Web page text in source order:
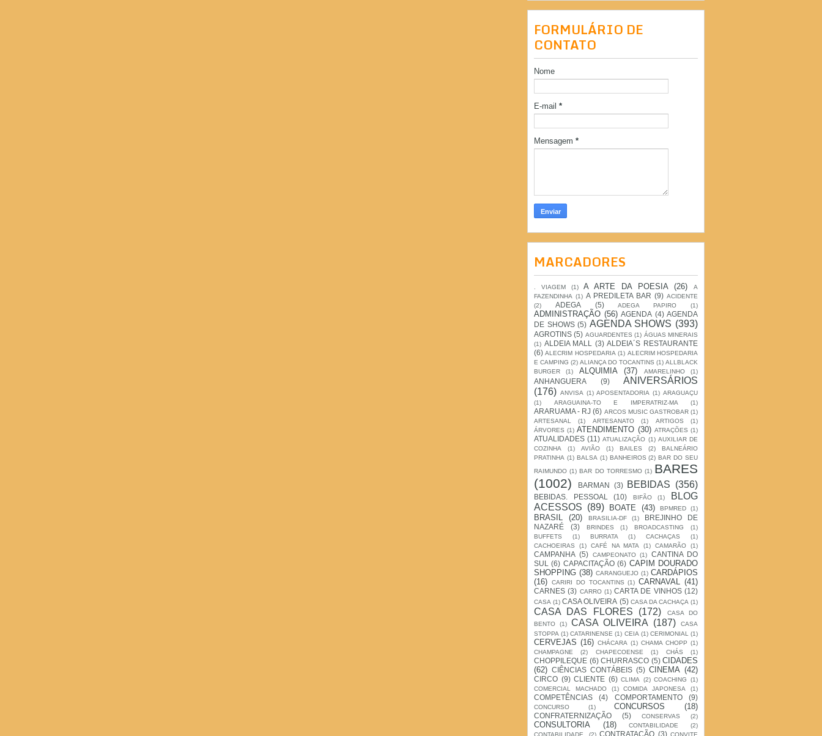
FORMULÁRIO DE
CONTATO
Nome
E-mail *
Mensagem *
MARCADORES
. VIAGEM (1) A ARTE DA POESIA (26)
A
FAZENDINHA (1) A PREDILETA BAR (9) ACIDENTE
(2)
ADEGA (5) ADEGA PAPIRO (1)
ADMINISTRAÇÃO (56) AGENDA (4) AGENDA
DE SHOWS (5) AGENDA SHOWS (393)
AGROTINS (5) AGUARDENTES (1) ÁGUAS MINERAIS
(1) ALDEIA MALL (3) ALDEIA´S RESTAURANTE
(6) ALECRIM HOSPEDARIA (1) ALECRIM HOSPEDARIA
E CAMPING (2) ALIANÇA DO TOCANTINS (1) ALLBLACK
BURGER
(1) ALQUIMIA (37) AMARELINHO (1)
ANHANGUERA (9)
ANIVERSÁRIOS
(176) ANVISA (1) APOSENTADORIA (1) ARAGUAÇU
(1)
ARAGUAINA-TO E IMPERATRIZ-MA (1)
ARARUAMA - RJ (6) ARCOS MUSIC GASTROBAR (1)
ARTESANAL
(1) ARTESANATO (1) ARTIGOS
(1)
ÁRVORES (1) ATENDIMENTO (30) ATRAÇÕES (1)
ATUALIDADES (11) ATUALIZAÇÃO (1) AUXILIAR DE
COZINHA
(1) AVIÃO (1) BAILES (2)
BALNEÁRIO
PRATINHA (1) BALSA (1) BANHEIROS (2) BAR DO SEU
RAIMUNDO (1) BAR DO TORRESMO (1) BARES
(1002)
BARMAN (3) BEBIDAS (356)
BEBIDAS. PESSOAL (10) BIFÃO (1)
BLOG
ACESSOS (89) BOATE (43) BPMRED (1)
BRASIL (20) BRASILIA-DF (1)
BREJINHO DE
NAZARÉ
(3) BRINDES (1) BROADCASTING
(1)
BUFFETS
(1) BURRATA (1) CACHAÇAS
(1)
CACHOEIRAS
(1) CAFÉ NA MATA (1) CAMARÃO (1)
CAMPANHA (5) CAMPEONATO (1)
CANTINA DO
SUL
(6) CAPACITAÇÃO (6) CAPIM DOURADO
SHOPPING (38) CARANGUEJO (1) CARDÁPIOS
(16)
CARIRI DO TOCANTINS (1) CARNAVAL (41)
CARNES (3) CARRO (1) CARTA DE VINHOS (12)
CASA (1) CASA OLIVEIRA (5) CASA DA CACHAÇA (1)
CASA DAS FLORES (172)
CASA DO
BENTO
(1) CASA OLIVEIRA (187)
CASA
STOPPA (1) CATARINENSE (1) CEIA (1) CERIMONIAL (1)
CERVEJAS (16) CHÁCARA (1) CHAMA CHOPP (1)
CHAMPAGNE
(2) CHAPECOENSE (1) CHÁS (1)
CHOPPILEQUE (6) CHURRASCO (5) CIDADES
(62) CIÊNCIAS CONTÁBEIS (5) CINEMA (42)
CIRCO (9) CLIENTE (6) CLIMA (2) COACHING
(1)
COMERCIAL MACHADO
(1) COMIDA JAPONESA (1)
COMPETÊNCIAS (4) COMPORTAMENTO (9)
CONCURSO (1) CONCURSOS (18)
CONFRATERNIZAÇÃO (5) CONSERVAS (2)
CONSULTORIA (18) CONTABILIDADE
(2)
CONTABILIDADE.
(2) CONTRATAÇÃO (3) CONVITE